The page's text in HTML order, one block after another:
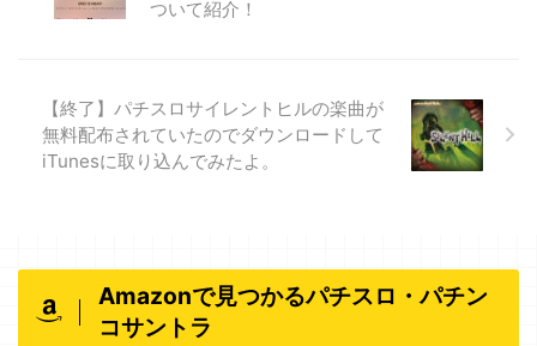
ついて紹介！
【終了】パチスロサイレントヒルの楽曲が
無料配布されていたのでダウンロードして
iTunesに取り込んでみたよ。
Amazonで見つかるパチスロ・パチン
コサントラ